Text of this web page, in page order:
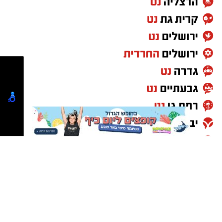
רק לאחר שמתרחשת תאונה או כמעט תאונה.
בפועל, הגישה המקובלת בעולם הבטיחות היא
מניעה. כבר בשלב התכנון מומלץ לזהות אזורים
שבהם קיים סיכון מוגבר, כגון פניות חדות, יציאות
מחניון, אזורי פריקה וטעינה, מעברי הולכי רגל
ומפגשים בין כלי רכב לכלי שינוע. לכל אחד
מהמוקדים הללו ניתן להתאים פתרון ייעודי, החל
מפסי האטה המפחיתים את מהירות הנסיעה ועד
מחסומים, עמודי סימון ומפרידי נתיבים המסדירים
את זרימת התנועה. תכנון נכון אינו רק מפחית